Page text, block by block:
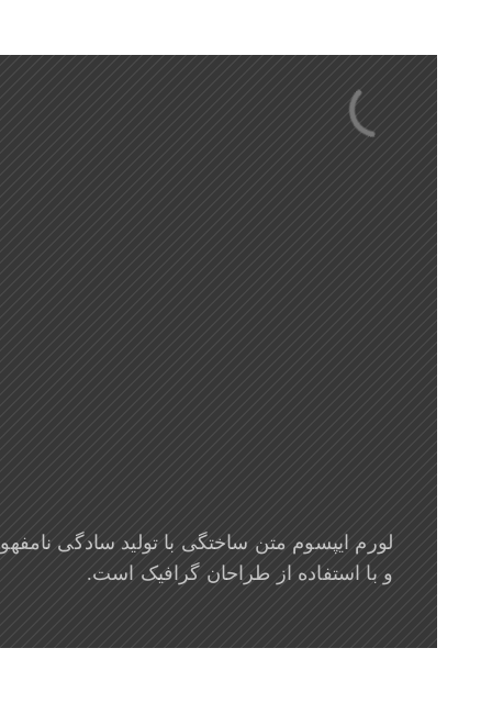
لورم ایپسوم متن ساختگی با تولید سادگی
و با استفاده از طراحان گرافیک است.